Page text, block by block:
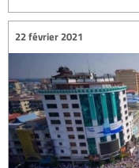
22 février 2021